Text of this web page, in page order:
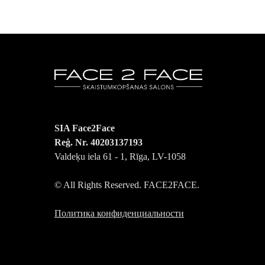
SIA Face2Face
Reģ. Nr. 40203137193
Valdeķu iela 61 - 1, Rīga, LV-1058
© All Rights Reserved. FACE2FACE.
Политика конфиденциальности